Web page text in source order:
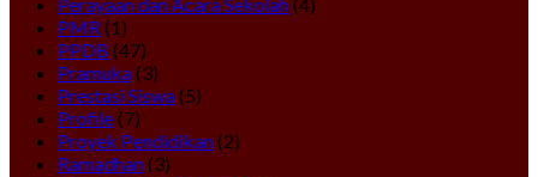
PMR (1)
PPDB (47)
Pramuka(3)
Prestasi Siswa(5)
Profile(7)
Proyek Pendidikan(2)
Ramadhan(3)